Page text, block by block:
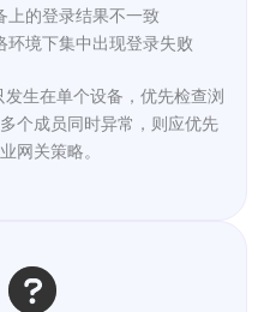
上的登录结果不一致
环境下集中出现登录失败
生在单个设备，优先检查浏
个成员同时异常，则应优先
网关策略。